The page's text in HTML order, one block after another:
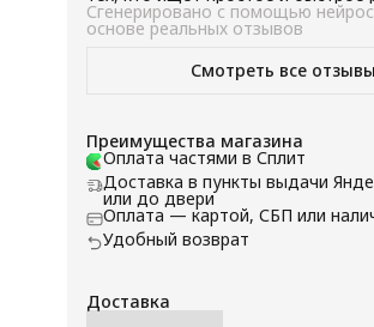
приготовления вкусных блюд.
Сгенерировано с помощью
основе реальных отзывов
Смотреть все отзывы
Преимущества магазина
Оплата частями в Сплит
Доставка в пункты выдачи
или до двери
Оплата — картой, СБП или
Удобный возврат
Доставка